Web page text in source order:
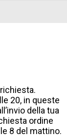
20, in queste
della tua
ordine
8 del mattino.